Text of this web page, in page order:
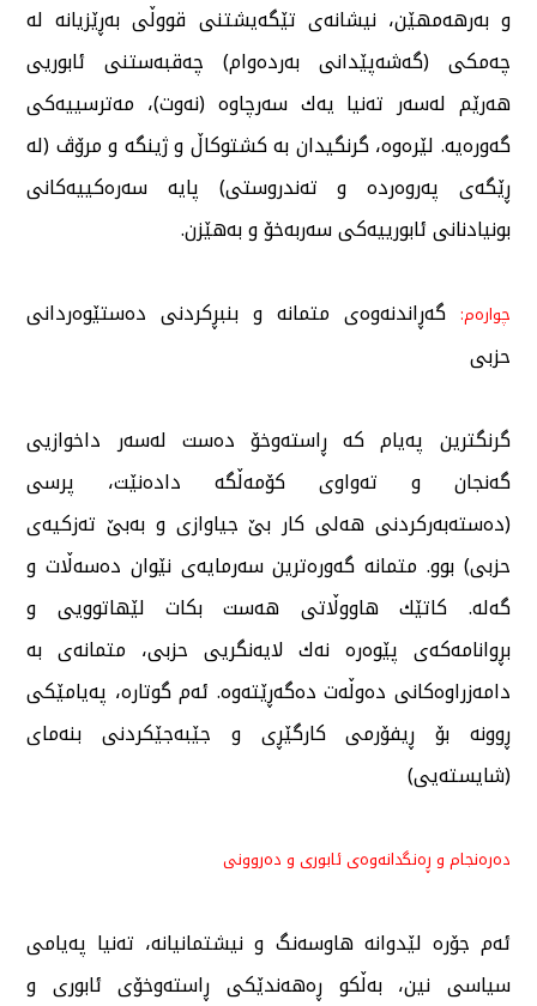
و بەرهەمهێن، نیشانەی تێگەیشتنی قووڵی بەڕێزیانە لە
چەمكی (گەشەپێدانی بەردەوام) چەقبەستنی ئابوریی
هەرێم لەسەر تەنیا یەك سەرچاوە (نەوت)، مەترسییەكی
گەورەیە. لێرەوە، گرنگیدان بە كشتوكاڵ و ژینگە و مرۆڤ (لە
ڕێگەی پەروەردە و تەندروستی) پایە سەرەكییەكانی
بونیادنانی ئابورییەكی سەربەخۆ و بەهێزن.
چوارەم: گەڕاندنەوەی متمانە و بنبڕكردنی دەستێوەردانی
حزبی
گرنگترین پەیام كە ڕاستەوخۆ دەست لەسەر داخوازیی
گەنجان و تەواوی كۆمەڵگە دادەنێت، پرسی
(دەستەبەركردنی هەلی كار بێ جیاوازی و بەبێ تەزكیەی
حزبی) بوو. متمانە گەورەترین سەرمایەی نێوان دەسەڵات و
گەلە. كاتێك هاووڵاتی هەست بكات لێهاتوویی و
بڕوانامەكەی پێوەرە نەك لایەنگریی حزبی، متمانەی بە
دامەزراوەكانی دەوڵەت دەگەڕێتەوە. ئەم گوتارە، پەیامێكی
ڕوونە بۆ ڕیفۆرمی كارگێڕی و جێبەجێكردنی بنەمای
(شایستەیی)
دەرەنجام و ڕەنگدانەوەی ئابوری و دەروونی
ئەم جۆرە لێدوانە هاوسەنگ و نیشتمانیانە، تەنیا پەیامی
سیاسی نین، بەڵكو ڕەهەندێكی ڕاستەوخۆی ئابوری و